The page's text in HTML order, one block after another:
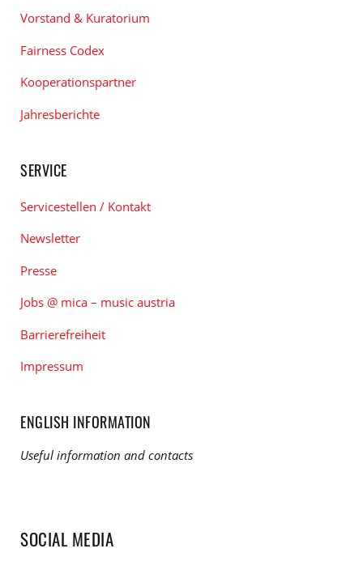
Vorstand & Kuratorium
Fairness Codex
Kooperationspartner
Jahresberichte
SERVICE
Servicestellen / Kontakt
Newsletter
Presse
Jobs @ mica – music austria
Barrierefreiheit
Impressum
ENGLISH INFORMATION
Useful information and contacts
SOCIAL MEDIA